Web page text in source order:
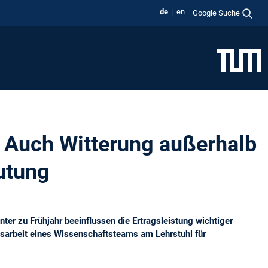
de en Google Suche
Witterung außerhalb
zu Frühjahr beeinflussen die Ertragsleistung wichtiger
eines Wissenschaftsteams am Lehrstuhl für